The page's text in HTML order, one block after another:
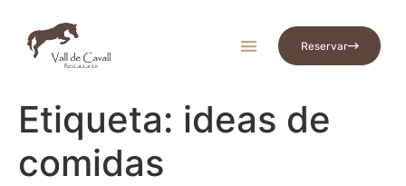
Reservar
Etiqueta: ideas de
comidas